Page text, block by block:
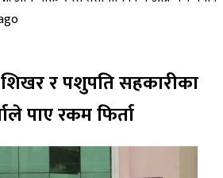
र पशुपति सहकारीका
पाए रकम फिर्ता